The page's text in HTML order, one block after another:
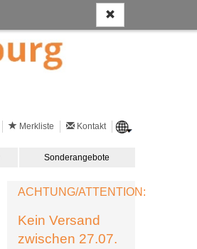
Merkliste Kontakt
Sonderangebote
ACHTUNG/ATTENTION:
Kein Versand
zwischen 27.07.